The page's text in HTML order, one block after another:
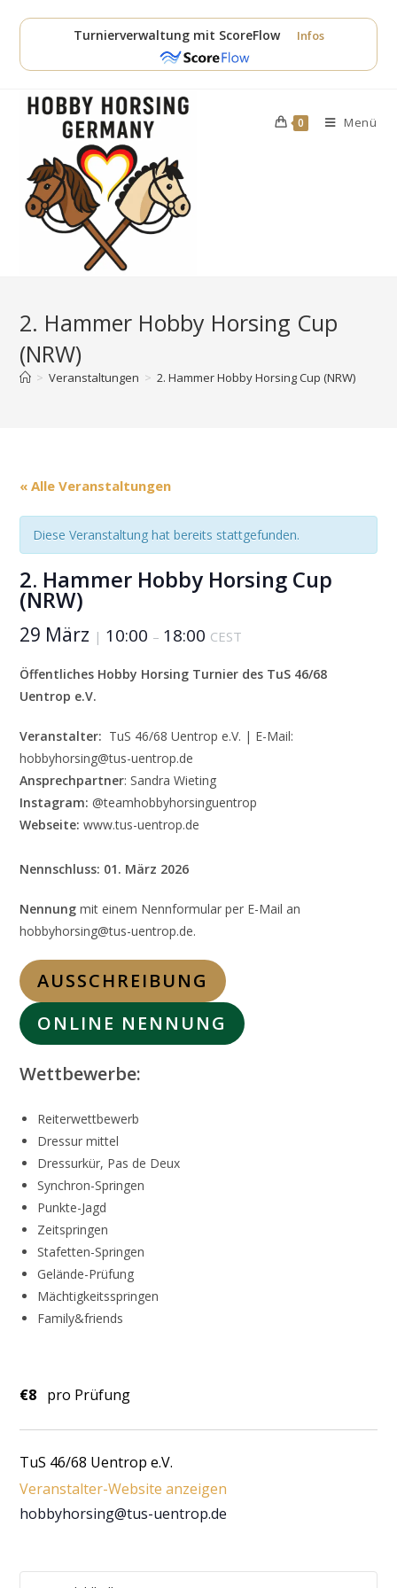
Inhalt
Turnierverwaltung mit ScoreFlow Infos
0 Menü
2. Hammer Hobby Horsing Cup
(NRW)
> Veranstaltungen > 2. Hammer Hobby Horsing Cup (NRW)
« Alle Veranstaltungen
Diese Veranstaltung hat bereits stattgefunden.
2. Hammer Hobby Horsing Cup
(NRW)
29 März | 10:00 – 18:00 CEST
Öffentliches Hobby Horsing Turnier des TuS 46/68
Uentrop e.V.
Veranstalter: TuS 46/68 Uentrop e.V. | E-Mail:
hobbyhorsing@tus-uentrop.de
Ansprechpartner: Sandra Wieting
Instagram: @teamhobbyhorsinguentrop
Webseite: www.tus-uentrop.de
Nennschluss: 01. März 2026
Nennung mit einem Nennformular per E-Mail an
hobbyhorsing@tus-uentrop.de.
AUSSCHREIBUNG
ONLINE NENNUNG
Wettbewerbe:
Reiterwettbewerb
Dressur mittel
Dressurkür, Pas de Deux
Synchron-Springen
Punkte-Jagd
Zeitspringen
Stafetten-Springen
Gelände-Prüfung
Mächtigkeitsspringen
Family&friends
€8 pro Prüfung
TuS 46/68 Uentrop e.V.
Veranstalter-Website anzeigen
hobbyhorsing@tus-uentrop.de